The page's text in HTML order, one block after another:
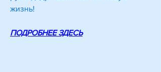
жизнь!
ПОДРОБНЕЕ ЗДЕСЬ